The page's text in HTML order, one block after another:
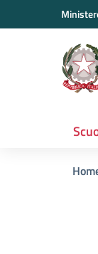
Vai ai contenuti
Vai al menu di